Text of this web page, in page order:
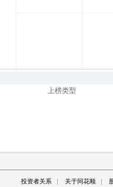
上榜类型
投资者关系 关于同花顺